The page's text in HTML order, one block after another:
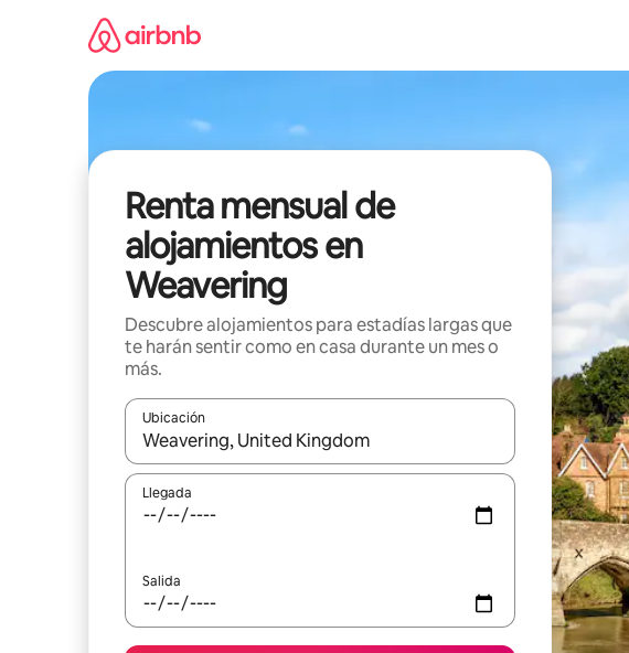
Renta mensual de
alojamientos en
Weavering
Descubre alojamientos para estadías largas que
te harán sentir como en casa durante un mes o
más.
Ubicación
Cuando los resultados estén disponibles, navega con las teclas de
Llegada
Salida